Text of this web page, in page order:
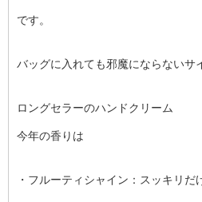
です。
バッグに入れても邪魔にならないサ
ロングセラーのハンドクリーム
今年の香りは
・フルーティシャイン：スッキリだ